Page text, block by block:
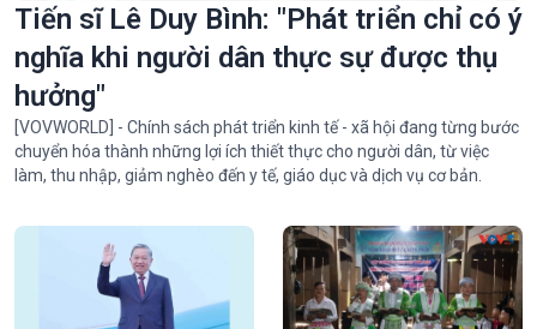
Tiến sĩ Lê Duy Bình: "Phát triển chỉ có ý
nghĩa khi người dân thực sự được thụ
hưởng"
[VOVWORLD] - Chính sách phát triển kinh tế - xã hội đang từng bước
chuyển hóa thành những lợi ích thiết thực cho người dân, từ việc
làm, thu nhập, giảm nghèo đến y tế, giáo dục và dịch vụ cơ bản.